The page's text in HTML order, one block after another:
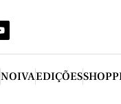
NOIVAEDIÇÕES